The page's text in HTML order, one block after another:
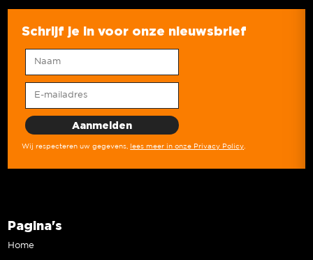
Schrijf je in voor onze nieuwsbrief
Wij respecteren uw gegevens, lees meer in onze Privacy Policy
Pagina's
Home